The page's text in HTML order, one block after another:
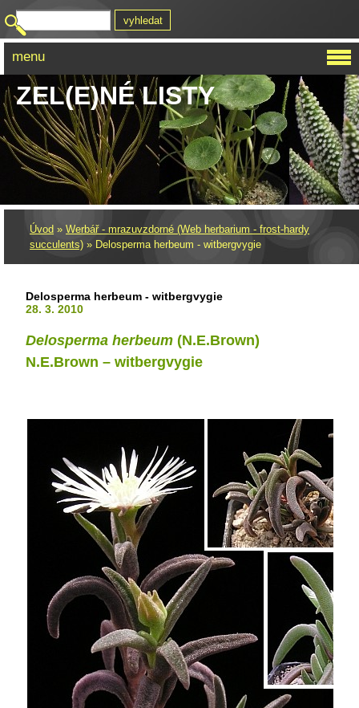
ZEL(E)NÉ LISTY
Úvod » Werbář - mrazuvzdorné (Web herbarium - frost-hardy
succulents) » Delosperma herbeum - witbergvygie
Delosperma herbeum - witbergvygie
28. 3. 2010
Delosperma herbeum (N.E.Brown)
N.E.Brown – witbergvygie
menu